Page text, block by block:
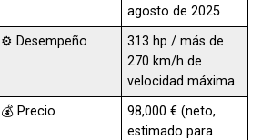
agosto de 2025
⚙️ Desempeño
313 hp / más de
270 km/h de
velocidad máxima
💰 Precio
98,000 € (neto,
estimado para